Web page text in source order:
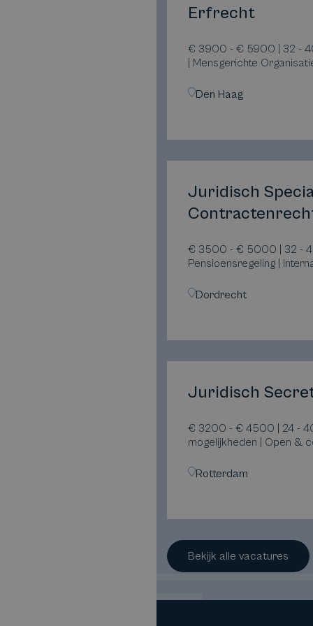
Erfrecht
€ 3900 - € 5900 | 32 -
| Mensgerichte
Den Haag
Juridisch
€ 3500 - € 5000 | 32 -
Pensioensregeling |
Dordrecht
Juridisch
€ 3200 - € 4500 | 24 -
mogelijkheden | Open &
Rotterdam
Bekijk alle vacatures